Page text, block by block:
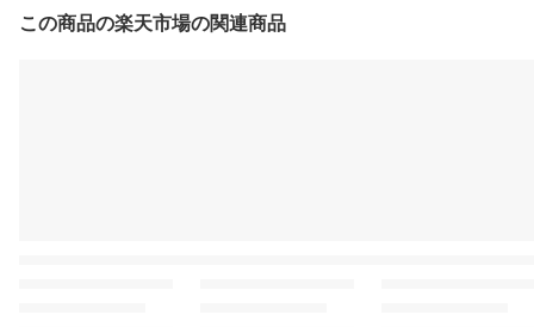
この商品の楽天市場の関連商品